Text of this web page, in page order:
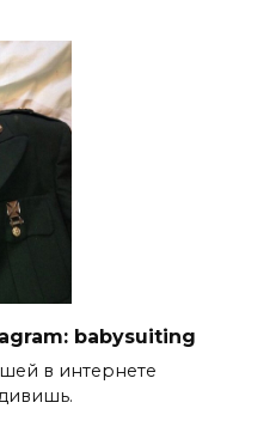
babysuiting
в интернете